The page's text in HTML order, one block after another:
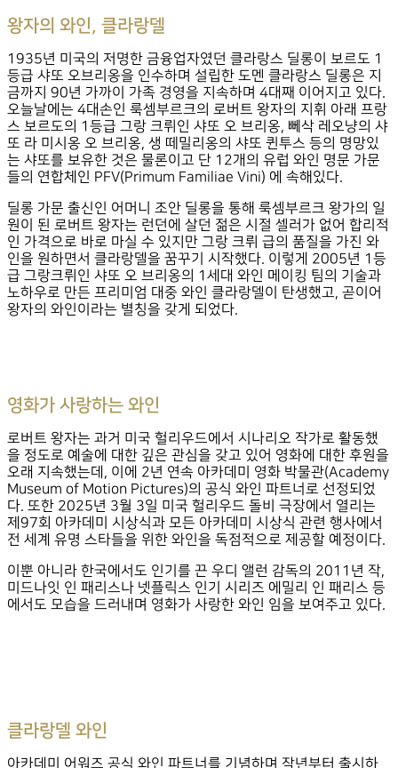
왕자의 와인, 클라랑델
1935년 미국의 저명한 금융업자였던 클라랑스 딜롱이 보르도 1
등급 샤또 오브리옹을 인수하며 설립한 도멘 클라랑스 딜롱은 지
금까지 90년 가까이 가족 경영을 지속하며 4대째 이어지고 있다.
오늘날에는 4대손인 룩셈부르크의 로버트 왕자의 지휘 아래 프랑
스 보르도의 1등급 그랑 크뤼인 샤또 오 브리옹, 뻬삭 레오냥의 샤
또 라 미시옹 오 브리옹, 생 떼밀리옹의 샤또 퀸투스 등의 명망있
는 샤또를 보유한 것은 물론이고 단 12개의 유럽 와인 명문 가문
들의 연합체인 PFV(Primum Familiae Vini) 에 속해있다.
딜롱 가문 출신인 어머니 조안 딜롱을 통해 룩셈부르크 왕가의 일
원이 된 로버트 왕자는 런던에 살던 젊은 시절 셀러가 없어 합리적
인 가격으로 바로 마실 수 있지만 그랑 크뤼 급의 품질을 가진 와
인을 원하면서 클라랑델을 꿈꾸기 시작했다. 이렇게 2005년 1등
급 그랑크뤼인 샤또 오 브리옹의 1세대 와인 메이킹 팀의 기술과
노하우로 만든 프리미엄 대중 와인 클라랑델이 탄생했고, 곧이어
왕자의 와인이라는 별칭을 갖게 되었다.
영화가 사랑하는 와인
로버트 왕자는 과거 미국 헐리우드에서 시나리오 작가로 활동했
을 정도로 예술에 대한 깊은 관심을 갖고 있어 영화에 대한 후원을
오래 지속했는데, 이에 2년 연속 아카데미 영화 박물관(Academy
Museum of Motion Pictures)의 공식 와인 파트너로 선정되었
다. 또한 2025년 3월 3일 미국 헐리우드 돌비 극장에서 열리는
제97회 아카데미 시상식과 모든 아카데미 시상식 관련 행사에서
전 세계 유명 스타들을 위한 와인을 독점적으로 제공할 예정이다.
이뿐 아니라 한국에서도 인기를 끈 우디 앨런 감독의 2011년 작,
미드나잇 인 패리스나 넷플릭스 인기 시리즈 에밀리 인 패리스 등
에서도 모습을 드러내며 영화가 사랑한 와인 임을 보여주고 있다.
클라랑델 와인
아카데미 어워즈 공식 와인 파트너를 기념하며 작년부터 출시하